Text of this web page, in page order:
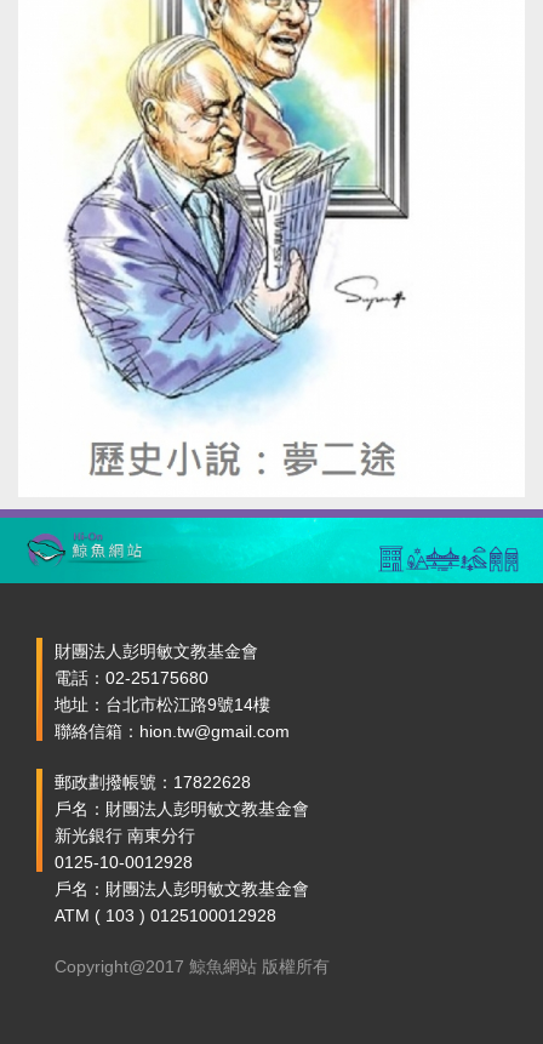
財團法人彭明敏文教基金會
電話：02-25175680
地址：台北市松江路9號14樓
聯絡信箱：hion.tw@gmail.com
郵政劃撥帳號：17822628
戶名：財團法人彭明敏文教基金會
新光銀行 南東分行
0125-10-0012928
戶名：財團法人彭明敏文教基金會
ATM ( 103 ) 0125100012928
Copyright@2017 鯨魚網站 版權所有